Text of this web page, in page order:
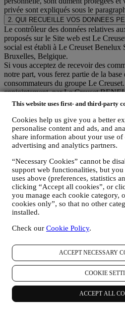
This website uses first- and third-party
Cookies help us give you a better
personalise content and ads, and
share information about your use
advertising and analytics partners.
“Necessary Cookies” cannot be
support web functionalities, but
uses above (preferences, statistics
clicking “Accept all cookies”, or
you manage each cookie category,
cookies only”, so that no other
installed.
Check our Cookie Policy.
ACCEPT NECESSARY
COOKIE
ACCEPT ALL
privée sont expliqués sous le
2. QUI RECUEILLE VOS DONNEES
Le contrôleur des données relatives
proposés sur le Site web est Le
social est établi à Le Creuset Benelux
Bruxelles, Belgique.
Si vous acceptez de recevoir des
notre part, vous ferez partie de la base
consommateurs du groupe Le
conjointement, par Le Creuset
siège social est situé à Neuhofstrasse
représentant désigné dans l'UE est
B62153630, dont les bureaux sont
08007 Barcelone, Espagne. L’accord
pourvoit (a) à Le Creuset Group AG
marketing globale et de l’expérience
stratégie, ainsi que la possibilité de
marketing et communication de
les parties le devoir de traiter de vos
sur vos données.
3. POURQUOI COLLECTONS-NOUS
Nous pouvons traiter vos données aux
POUR RÉPONDRE À NOS
concernant afin de répondre à
qu’à d’autres obligations
les pouvoirs publics.
POUR CRÉER UN COMPTE
Nous utiliserons vos données
Creuset, qui vous donnera